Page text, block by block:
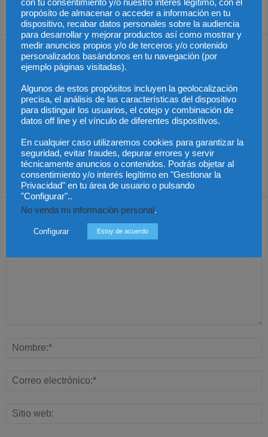
controversias comerciales
personas mayores
Artículos relacionados Más del autor
México – Gobierno
solicita que bienes
decomisados a narcos
se entreguen a México
México – Asistencia a
víctimas extranjeras en
procesos penales
México – Sheinbaum
podría reunirse con la
primera ministra de
Japón
Dejar una respuesta
con tu consentimiento y/o nuestro interés legítimo, con el
propósito de almacenar o acceder a información en tu
dispositivo, recabar datos personales sobre la audiencia
para desarrollar y mejorar productos así como mostrar y
medir anuncios propios y/o de terceros y/o contenido
personalizados basándonos en tu navegación (por
ejemplo páginas visitadas).
Algunos de estos propósitos incluyen la geolocalización
precisa, el análisis de las características del dispositivo
para distinguir los usuarios, el cotejo y combinación de
datos off line y el vínculo de diferentes dispositivos.
En cualquier caso utilizaremos cookies para garantizar la
seguridad, evitar fraudes, depurar errores y servir
técnicamente anuncios o contenidos. Podrás objetar al
consentimiento y/o interés legítimo en "Gestionar la
Privacidad" en tu área de usuario o pulsando
"Configurar"..
No venda mi información personal .
Configurar Estoy de acuerdo